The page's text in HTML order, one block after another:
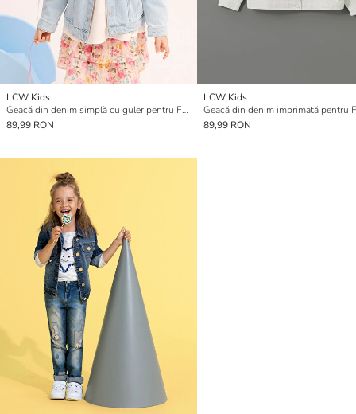
LCW Kids
Geacă din denim simplă cu guler pentru Fete
89,99 RON
LCW Kids
Geacă din denim imprimată pentru
89,99 RON